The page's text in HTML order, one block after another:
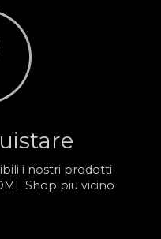
i nostri prodotti
Shop piu vicino